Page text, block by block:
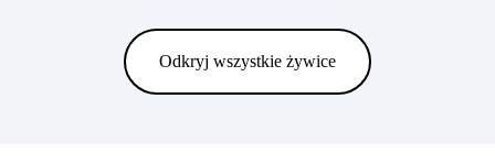
Odkryj wszystkie żywice